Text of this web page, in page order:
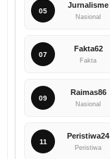
05
Jurnalisme
Nasional
07
Fakta62
Fakta
09
Raimas86
Nasional
11
Peristiwa24
Peristiwa